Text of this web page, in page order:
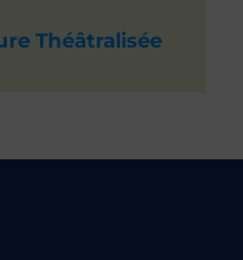
Théâtralisée